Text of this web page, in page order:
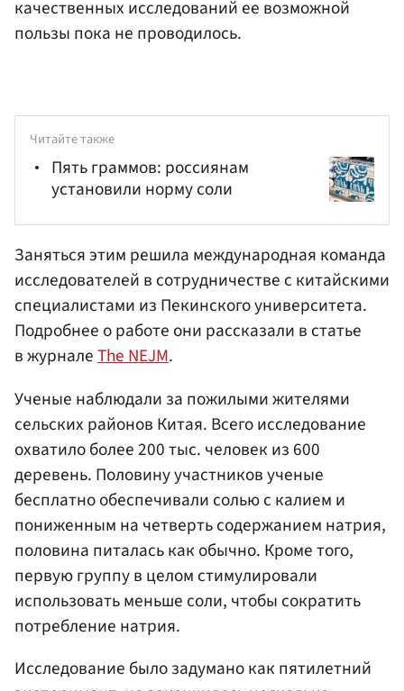
качественных исследований ее возможной
пользы пока не проводилось.
Читайте также
Пять граммов: россиянам
установили норму соли
Заняться этим решила международная команда
исследователей в сотрудничестве с китайскими
специалистами из Пекинского университета.
Подробнее о работе они рассказали в статье
в журналеThe NEJM.
Ученые наблюдали за пожилыми жителями
сельских районов Китая. Всего исследование
охватило более 200 тыс. человек из 600
деревень. Половину участников ученые
бесплатно обеспечивали солью с калием и
пониженным на четверть содержанием натрия,
половина питалась как обычно. Кроме того,
первую группу в целом стимулировали
использовать меньше соли, чтобы сократить
потребление натрия.
Исследование было задумано как пятилетний